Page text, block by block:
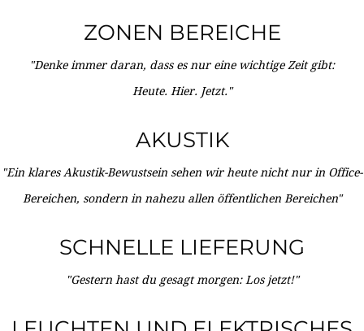
ZONEN BEREICHE
"Denke immer daran, dass es nur eine wichtige Zeit gibt:
Heute. Hier. Jetzt."
AKUSTIK
"Ein klares Akustik-Bewustsein sehen wir heute nicht nur in Office-
Bereichen, sondern in nahezu allen öffentlichen Bereichen"
SCHNELLE LIEFERUNG
"Gestern hast du gesagt morgen: Los jetzt!"